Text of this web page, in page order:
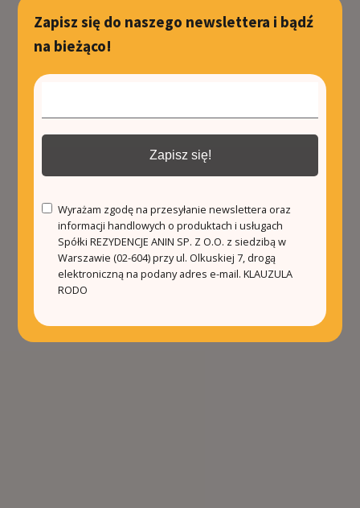
Zapisz się do naszego newslettera i bądź
na bieżąco!
Zapisz się!
Wyrażam zgodę na przesyłanie newslettera oraz
informacji handlowych o produktach i usługach
Spółki REZYDENCJE ANIN SP. Z O.O. z siedzibą w
Warszawie (02-604) przy ul. Olkuskiej 7, drogą
elektroniczną na podany adres e-mail.KLAUZULA
RODO